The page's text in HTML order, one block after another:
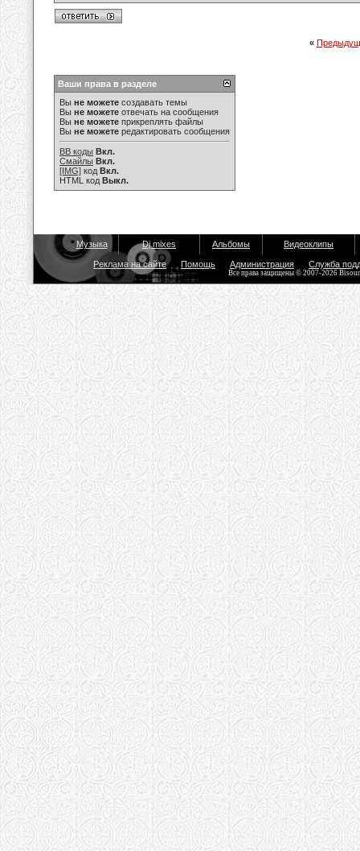
«
Ваши права в разделе
Вы не можете создавать темы
Вы не можете отвечать на сообщения
Вы не можете прикреплять файлы
Вы не можете редактировать сообщения
BB коды Вкл.
Смайлы Вкл.
[IMG] код Вкл.
HTML код Выкл.
Музыка Dj mixes Альбомы Видеоклипы
Реклама на сайте Помощь Администрация Служба
Все права защищены © 2007-2026